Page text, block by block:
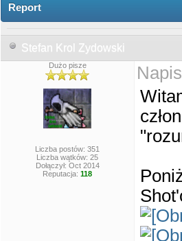
Report
Stefan Krol Zydowski
Dużo pisze
Liczba postów: 351
Liczba wątków: 25
Dołączył: Oct 2014
Reputacja: 118